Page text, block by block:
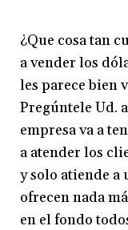
¿Que cosa tan
a vender los
les parece bien
Pregúntele Ud.
empresa va a
a atender los
y solo atiende a
ofrecen nada
en el fondo